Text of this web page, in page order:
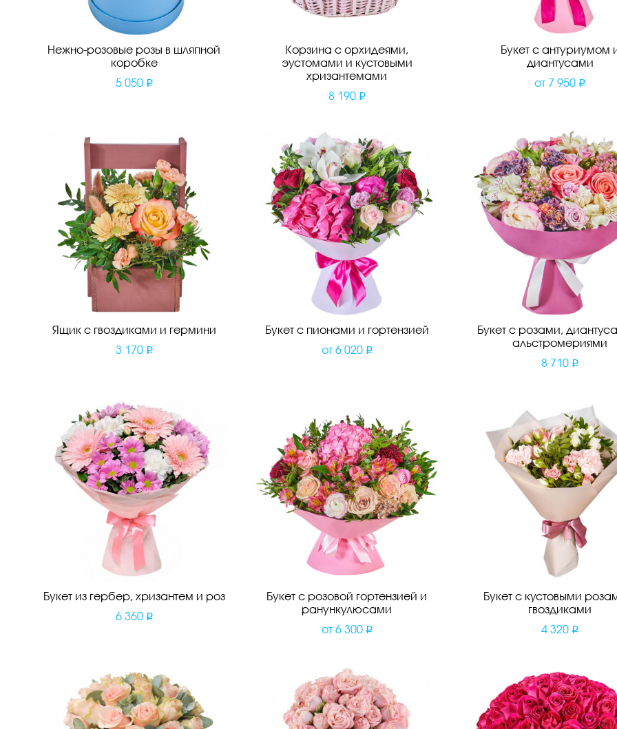
Нежно-розовые розы в шляпной
коробке
5 050
Корзина с орхидеями,
эустомами и кустовыми
хризантемами
8 190
Букет с антуриумом
диантусами
от 7 950
Ящик с гвоздиками и гермини
3 170
Букет с пионами и гортензией
от 6 020
Букет с розами,
альстромериями
8 710
Букет из гербер, хризантем и роз
6 360
Букет с розовой гортензией и
ранункулюсами
от 6 300
Букет с кустовыми
гвоздиками
4 320